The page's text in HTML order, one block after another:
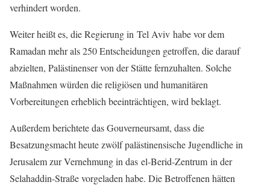
verhindert worden.
Weiter heißt es, die Regierung in Tel Aviv habe vor dem
Ramadan mehr als 250 Entscheidungen getroffen, die darauf
abzielten, Palästinenser von der Stätte fernzuhalten. Solche
Maßnahmen würden die religiösen und humanitären
Vorbereitungen erheblich beeinträchtigen, wird beklagt.
Außerdem berichtete das Gouverneursamt, dass die
Besatzungsmacht heute zwölf palästinensische Jugendliche in
Jerusalem zur Vernehmung in das el‑Berid‑Zentrum in der
Selahaddin-Straße vorgeladen habe. Die Betroffenen hätten